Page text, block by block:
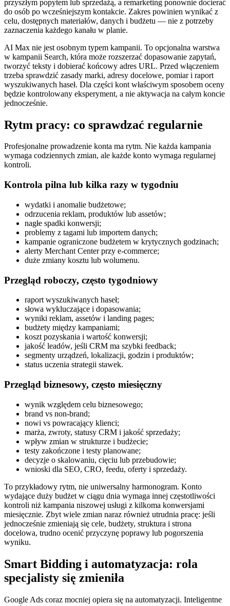
przyszłym popytem lub sprzedażą, a remarketing ponownie docierać
do osób po wcześniejszym kontakcie. Zakres powinien wynikać z
celu, dostępnych materiałów, danych i budżetu — nie z potrzeby
zaznaczenia każdego kanału w planie.
AI Max nie jest osobnym typem kampanii. To opcjonalna warstwa
w kampanii Search, która może rozszerzać dopasowanie zapytań,
tworzyć teksty i dobierać końcowy adres URL. Przed włączeniem
trzeba sprawdzić zasady marki, adresy docelowe, pomiar i raport
wyszukiwanych haseł. Dla części kont właściwym sposobem oceny
będzie kontrolowany eksperyment, a nie aktywacja na całym koncie
jednocześnie.
Rytm pracy: co sprawdzać regularnie
Profesjonalne prowadzenie konta ma rytm. Nie każda kampania
wymaga codziennych zmian, ale każde konto wymaga regularnej
kontroli.
Kontrola pilna lub kilka razy w tygodniu
wydatki i anomalie budżetowe;
odrzucenia reklam, produktów lub assetów;
nagłe spadki konwersji;
problemy z tagami lub importem danych;
kampanie ograniczone budżetem w krytycznych godzinach;
alerty Merchant Center przy e-commerce;
duże zmiany kosztu lub wolumenu.
Przegląd roboczy, często tygodniowy
raport wyszukiwanych haseł;
słowa wykluczające i dopasowania;
wyniki reklam, assetów i landing pages;
budżety między kampaniami;
koszt pozyskania i wartość konwersji;
jakość leadów, jeśli CRM ma szybki feedback;
segmenty urządzeń, lokalizacji, godzin i produktów;
status uczenia strategii stawek.
Przegląd biznesowy, często miesięczny
wynik względem celu biznesowego;
brand vs non-brand;
nowi vs powracający klienci;
marża, zwroty, statusy CRM i jakość sprzedaży;
wpływ zmian w strukturze i budżecie;
testy zakończone i testy planowane;
decyzje o skalowaniu, cięciu lub przebudowie;
wnioski dla SEO, CRO, feedu, oferty i sprzedaży.
To przykładowy rytm, nie uniwersalny harmonogram. Konto
wydające duży budżet w ciągu dnia wymaga innej częstotliwości
kontroli niż kampania niszowej usługi z kilkoma konwersjami
miesięcznie. Zbyt wiele zmian naraz również utrudnia pracę: jeśli
jednocześnie zmieniają się cele, budżety, struktura i strona
docelowa, trudno ocenić przyczynę poprawy lub pogorszenia
wyniku.
Smart Bidding i automatyzacja: rola
specjalisty się zmieniła
Google Ads coraz mocniej opiera się na automatyzacji. Inteligentne